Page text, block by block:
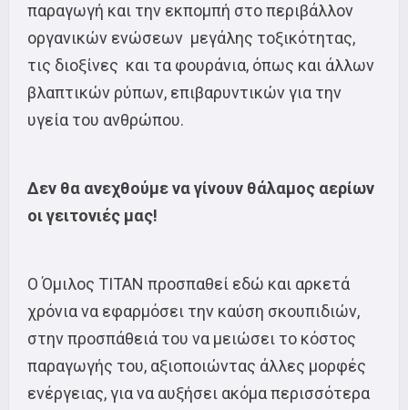
παραγωγή και την εκπομπή στο περιβάλλον
οργανικών ενώσεων μεγάλης τοξικότητας,
τις διοξίνες και τα φουράνια, όπως και άλλων
βλαπτικών ρύπων, επιβαρυντικών για την
υγεία του ανθρώπου.
Δεν θα ανεχθούμε να γίνουν θάλαμος αερίων
οι γειτονιές μας!
Ο Όμιλος ΤΙΤΑΝ προσπαθεί εδώ και αρκετά
χρόνια να εφαρμόσει την καύση σκουπιδιών,
στην προσπάθειά του να μειώσει το κόστος
παραγωγής του, αξιοποιώντας άλλες μορφές
ενέργειας, για να αυξήσει ακόμα περισσότερα